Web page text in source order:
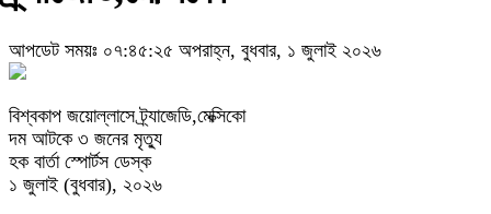
আপডেট সময়ঃ ০৭:৪৫:২৫ অপরাহ্ন, বুধবার, ১ জুলাই ২০২৬
বিশ্বকাপ জয়োল্লাসে ট্র্যাজেডি,মেক্সিকো
দম আটকে ৩ জনের মৃত্যু
হক বার্তা স্পোর্টস ডেস্ক
১ জুলাই (বুধবার), ২০২৬